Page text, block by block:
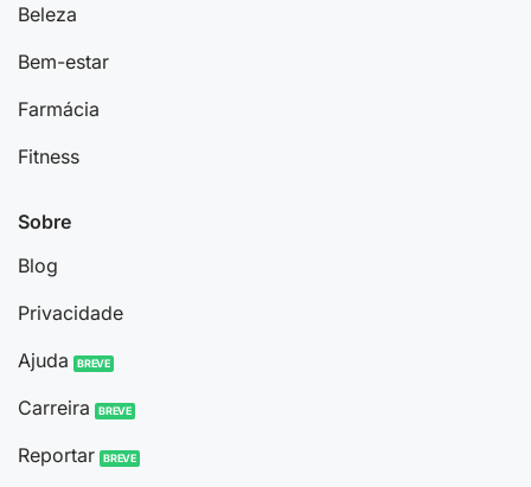
Beleza
Bem-estar
Farmácia
Fitness
Sobre
Blog
Privacidade
Ajuda
Carreira
Reportar